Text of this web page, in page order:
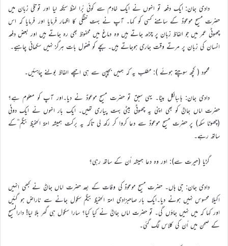
دادی جان: ایک دفعہ تو انہوں نے ایک خادم سے کوئی بُرا لفظ سیکھ لیا اور توتلی زبان میں
حضرت مسیح موعودؑ کے سامنے کسی کو کہا۔ آپ نے بہت خفگی کا اظہار فرمایا اور فرمایا کہ اس
چھوٹی عمر میں جو الفاظ زبان پر چڑھ جاتے ہیں وہ دماغ میں محفوظ بھی رہ جاتے ہیں اور بعض دفعہ
انسان کی زبان پر مرتے وقت جاری ہوجاتے ہیں۔ بچے کو فضول بات ہرگز نہیں سکھانی چاہیے۔
محمود ( کچھ سوچتے ہوئے ): مطلب یہ کہ ہمیں بچپن سے ہی اچھے الفاظ بولنے چاہئیں۔
دادی جان: ہاںبالکل بیٹا۔ یہی سبق تو حضرت مسیح موعودؑ نے دیا۔اور آپ کو معلوم ہے؟
حضرت اماں جانؓ کو بھی اپنی یہ چھوٹی بیٹی بہت پیاری تھیں۔ ایک بار انہوں نے ایک دونّی
(چھوٹا سکہ) پر حضرت مسیح موعودؑ سے دعا کروا کر رکھ لی تاکہ یہ برکت ہمیشہ امة الحفیظ بیگم ؓکے
ساتھ رہے۔
گڑیا (حیرت سے): اور وہ دعا ہمیشہ اُن کے ساتھ رہی؟
دادی جان: جی ہاں۔ حضرت مسیح موعودؑ کی وفات کے بعد حضرت اماں جانؓ نے کبھی انہیں
اکیلا محسوس نہیں ہونے دیا۔ایک بار صاحبزادی امة الحفیظ بیگم سکول جانے سے ناراض ہو گئیں
اور کہا کہ میں نہیں جاؤں گی۔ تو حضرت اماں جانؓ نے کیا کیا؟ سارا سکول ہی گھر بلا لیا! دارالمسیح
کے صحن میں اُن کی کلاس لگ گئی۔